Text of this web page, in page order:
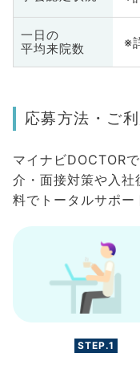
一日の
平均来院数
※
応募方法・ご
マイナビDOCTOR
介・面接対策や入
料でトータルサポー
STEP.1